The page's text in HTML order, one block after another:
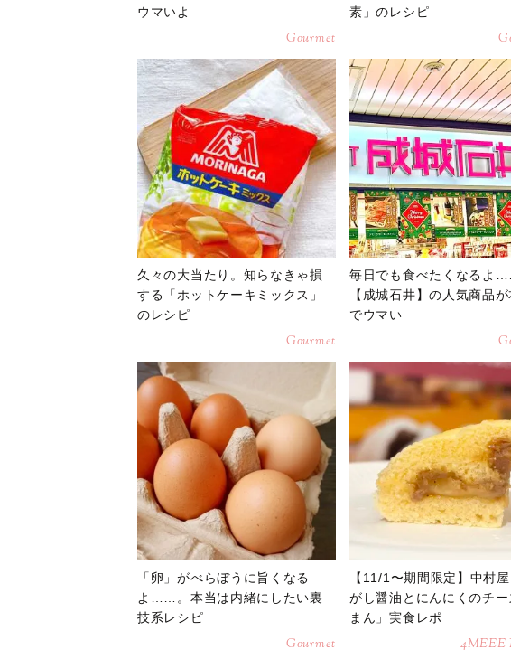
ウマいよ
Gourmet
素」のレシピ
久々の大当たり。知らなきゃ損
する「ホットケーキミックス」
のレシピ
Gourmet
毎日でも食べたくなるよ
【成城石井】の人気商品
でウマい
「卵」がべらぼうに旨くなる
よ……。本当は内緒にしたい裏
技系レシピ
Gourmet
【11/1〜期間限定】中村
がし醤油とにんにくのチー
まん」実食レポ
4MEEE